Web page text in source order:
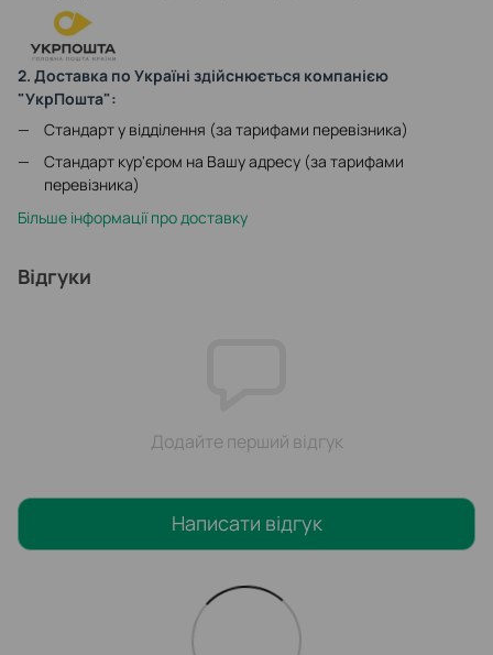
2. Доставка по Україні здійснюється компанією
"УкрПошта":
Стандарт у відділення (за тарифами перевізника)
Стандарт кур'єром на Вашу адресу (за тарифами
перевізника)
Більше інформації про доставку
Відгуки
Додайте перший відгук
Написати відгук